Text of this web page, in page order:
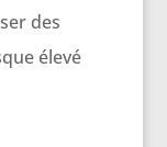
des
élevé